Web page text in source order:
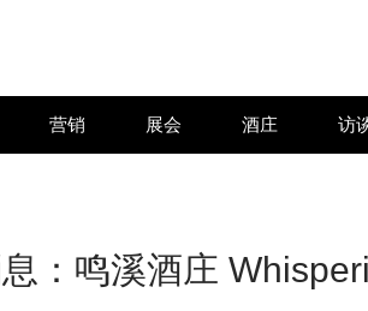
营销 展会 酒庄 访
：鸣溪酒庄